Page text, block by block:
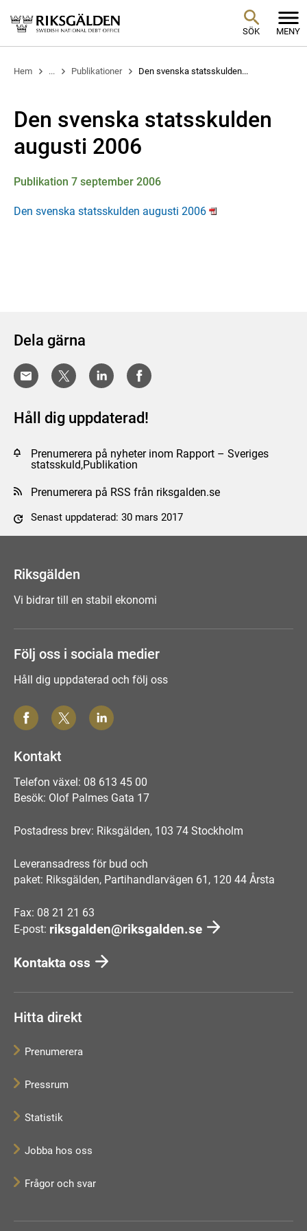
SÖK MENY
Hem ... Publikationer Den svenska statsskulden...
Den svenska statsskulden
augusti 2006
Publikation 7 september 2006
Den svenska statsskulden augusti 2006
Dela gärna
Håll dig uppdaterad!
Prenumerera på nyheter inom Rapport – Sveriges
statsskuld,Publikation
Prenumerera på RSS från riksgalden.se
Senast uppdaterad: 30 mars 2017
Riksgälden
Vi bidrar till en stabil ekonomi
Följ oss i sociala medier
Håll dig uppdaterad och följ oss
Kontakt
Telefon växel: 08 613 45 00
Besök: Olof Palmes Gata 17
Postadress brev: Riksgälden, 103 74 Stockholm
Leveransadress för bud och
paket: Riksgälden, Partihandlarvägen 61, 120 44 Årsta
Fax: 08 21 21 63
E-post: riksgalden@riksgalden.se
Kontakta oss
Hitta direkt
Prenumerera
Pressrum
Statistik
Jobba hos oss
Frågor och svar